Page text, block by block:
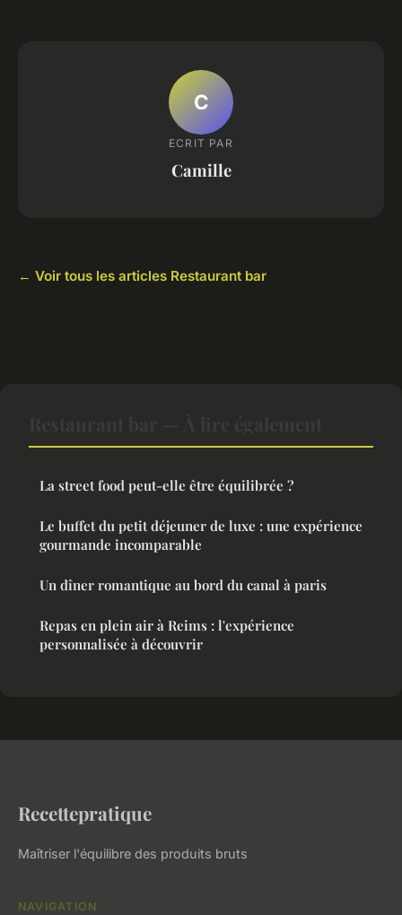
C
ECRIT PAR
Camille
← Voir tous les articles Restaurant bar
La street food peut-elle être équilibrée ?
Le buffet du petit déjeuner de luxe : une expérience
gourmande incomparable
Un dîner romantique au bord du canal à paris
Repas en plein air à Reims : l'expérience
personnalisée à découvrir
Recettepratique
Maîtriser l'équilibre des produits bruts
NAVIGATION